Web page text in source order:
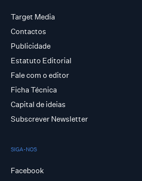
Target Media
Contactos
Publicidade
Estatuto Editorial
Fale com o editor
Ficha Técnica
Capital de ideias
Subscrever Newsletter
SIGA-NOS
Facebook